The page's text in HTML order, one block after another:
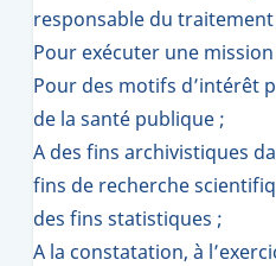
responsable du
Pour exécuter une
Pour des motifs d’intérêt
de la santé publique ;
A des fins archivistiques
fins de recherche
des fins statistiques ;
A la constatation, à